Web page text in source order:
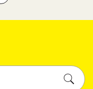
SPENDEN SIE JETZT!